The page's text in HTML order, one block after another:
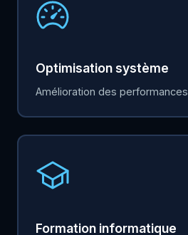
Optimisation système
Amélioration des performances
Formation informatique